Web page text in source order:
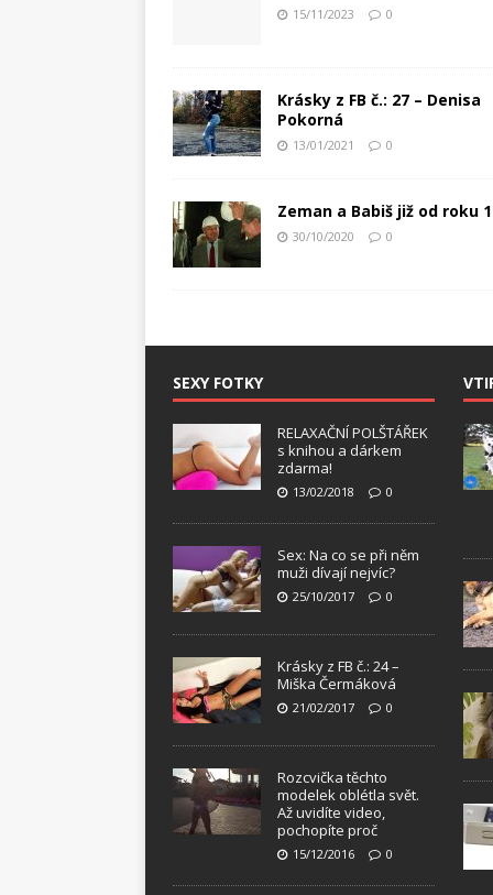
15/11/2023 0
Krásky z FB č.: 27 – Denisa
Pokorná
13/01/2021 0
Zeman a Babiš již od roku
30/10/2020 0
SEXY FOTKY
RELAXAČNÍ POLŠTÁŘEK
s knihou a dárkem
zdarma!
13/02/2018 0
Sex: Na co se při něm
muži dívají nejvíc?
25/10/2017 0
Krásky z FB č.: 24 –
Miška Čermáková
21/02/2017 0
Rozcvička těchto
modelek oblétla svět.
Až uvidíte video,
pochopíte proč
15/12/2016 0